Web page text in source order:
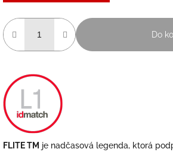
Do
FLITE TM je nadčasová legenda, ktorá